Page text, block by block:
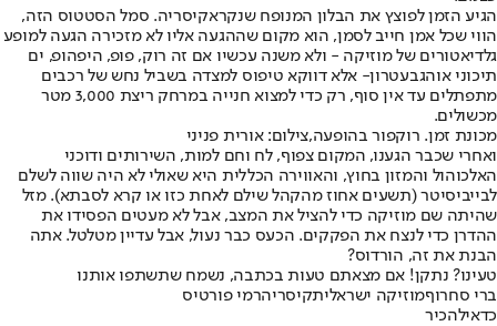
הגיע הזמן לפוצץ את הבלון המנופח שנקראקיסריה. סמל הסטטוס הזה,
הווי שכל אמן חייב לסמן, הוא מקום שההגעה אליו לא מזכירה הגעה למופע
גלדיאטורים של מוזיקה - ולא משנה עכשיו אם זה רוק, פופ, היפהופ, ים
תיכוני אוהגבעטרון- אלא דווקא טיפוס למצדה בשביל נחש של רכבים
מתפתלים עד אין סוף, רק כדי למצוא חנייה במרחק ריצת 3,000 מטר
מכשולים.
מכונת זמן. רוקפור בהופעה,צילום: אורית פניני
ואחרי שכבר הגענו, המקום צפוף, לח וחם למות, השירותים ודוכני
האלכוהול והמזון בחוץ, והאווירה הכללית היא שאולי לא היה שווה לשלם
לבייביסיטר (תשעים אחוז מהקהל שילם לאחת כזו או קרא לסבתא). מזל
שהיתה שם מוזיקה כדי להציל את המצב, אבל לא מעטים הפסידו את
ההדרן כדי לנצח את הפקקים. הכעס כבר נעול, אבל עדיין מטלטל. אתה
הבנת את זה, הורדוס?
טעינו? נתקן! אם מצאתם טעות בכתבה, נשמח שתשתפו אותנו
ברי סחרוףמוזיקה ישראליתקיסריהרמי פורטיס
כדאילהכיר